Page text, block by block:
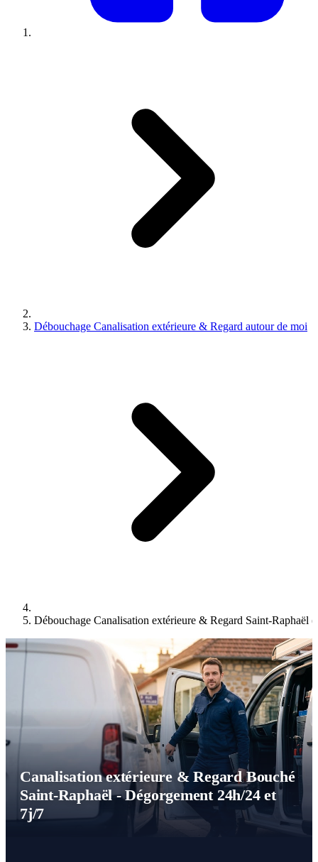
Débouchage Canalisation extérieure & Regard autour de moi
Débouchage Canalisation extérieure & Regard Saint-Raphaël
Canalisation extérieure & Regard Bouché
Saint-Raphaël - Dégorgement 24h/24 et
7j/7